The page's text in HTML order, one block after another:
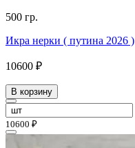
500 гр.
Икра нерки ( путина 2026 )
10600 ₽
В корзину
10600 ₽